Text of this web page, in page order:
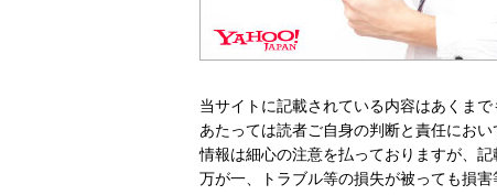
当サイトに記載されている内容はあくま
あたっては読者ご自身の判断と責任にお
情報は細心の注意を払っておりますが、
万が一、トラブル等の損失が被っても損